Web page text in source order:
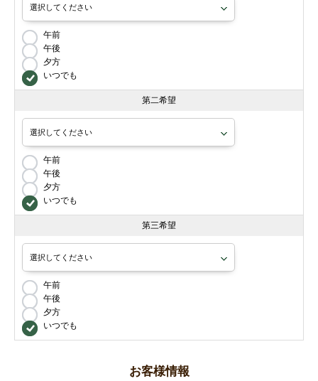
午前
午後
夕方
いつでも
第二希望
午前
午後
夕方
いつでも
第三希望
午前
午後
夕方
いつでも
お客様情報